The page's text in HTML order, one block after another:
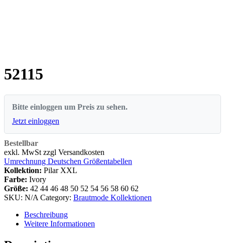
52115
Bitte einloggen um Preis zu sehen.
Jetzt einloggen
Bestellbar
exkl. MwSt zzgl Versandkosten
Umrechnung Deutschen Größentabellen
Kollektion: Pilar XXL
Farbe: Ivory
Größe: 42 44 46 48 50 52 54 56 58 60 62
SKU: N/A Category: Brautmode Kollektionen
Beschreibung
Weitere Informationen